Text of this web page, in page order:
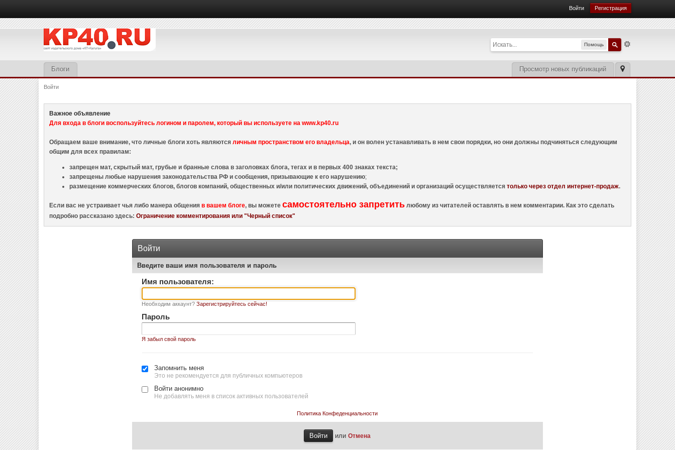
Войти Регистрация
Помощь
Просмотр новых публикаций
Блоги
Войти
Важное объявление
Для входа в блоги воспользуйтесь логином и паролем, который вы используете на www.kp40.ru
Обращаем ваше внимание, что личные блоги хоть являютсяличным пространством его владельца, и он волен устанавливать в нем свои порядки, но они должны подчиняться следующим
общим для всех правилам:
запрещен мат, скрытый мат, грубые и бранные слова в заголовках блога, тегах и в первых 400 знаках текста;
запрещены любые нарушения законодательства РФ и сообщения, призывающие к его нарушению;
размещение коммерческих блогов, блогов компаний, общественных и/или политических движений, объединений и организаций осуществляетсятолько через отдел интернет-продаж.
Если вас не устраивает чья либо манера общенияв вашем блоге, вы можетесамостоятельно запретить любому из читателей оставлять в нем комментарии. Как это сделать
подробно рассказано здесь:Ограничение комментирования или "Черный список"
Войти
Введите ваши имя пользователя и пароль
Имя пользователя:
Необходим аккаунт? Зарегистрируйтесь сейчас!
Пароль
Я забыл свой пароль
Запомнить меня
Это не рекомендуется для публичных компьютеров
Войти анонимно
Не добавлять меня в список активных пользователей
Политика Конфеденциальности
илиОтмена